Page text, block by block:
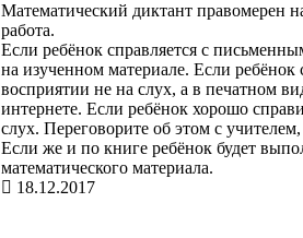
Математический диктант правомерен
работа.
Если ребёнок справляется с
на изученном материале. Если
восприятии не на слух, а в печатном
интернете. Если ребёнок хорошо
слух. Переговорите об этом с
Если же и по книге ребёнок будет
математического материала.
18.12.2017